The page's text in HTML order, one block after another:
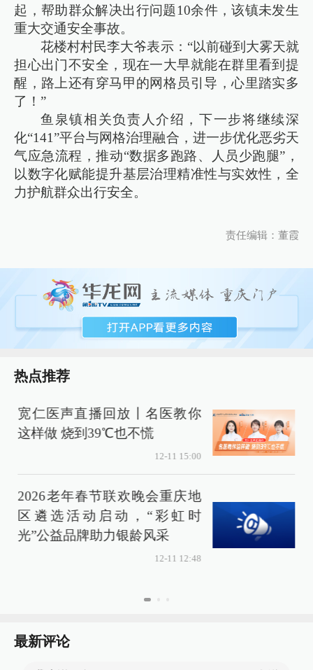
起，帮助群众解决出行问题10余件，该镇未发生
重大交通安全事故。
花楼村村民李大爷表示：“以前碰到大雾天就
担心出门不安全，现在一大早就能在群里看到提
醒，路上还有穿马甲的网格员引导，心里踏实多
了！”
鱼泉镇相关负责人介绍，下一步将继续深
化“141”平台与网格治理融合，进一步优化恶劣天
气应急流程，推动“数据多跑路、人员少跑腿”，
以数字化赋能提升基层治理精准性与实效性，全
力护航群众出行安全。
责任编辑：董霞
热点推荐
宽仁医声直播回放丨名医教你
这样做 烧到39℃也不慌
12-11 15:00
2026老年春节联欢晚会重庆地
区遴选活动启动，“彩虹时
光”公益品牌助力银龄风采
12-11 12:48
最新评论